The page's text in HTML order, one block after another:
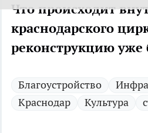
Что происходит
краснодарского
реконструкцию уже
Благоустройство
Краснодар
Культура